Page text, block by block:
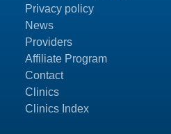
Privacy policy
News
Providers
Affiliate Program
Contact
Clinics
Clinics Index